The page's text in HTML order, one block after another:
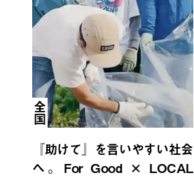
全国
『助けて』を言いやすい社会
へ。For Good × LOCAL